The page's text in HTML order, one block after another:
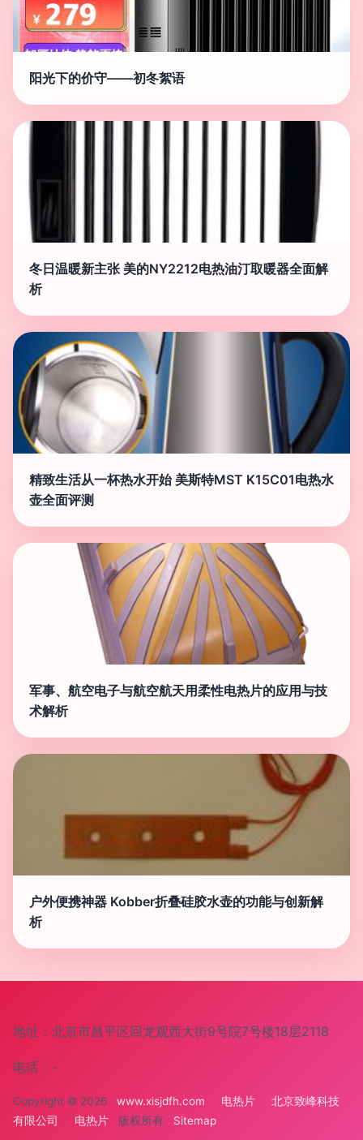
阳光下的价守——初冬絮语
冬日温暖新主张 美的NY2212电热油汀取暖器全面解
析
精致生活从一杯热水开始 美斯特MST K15C01电热水
壶全面评测
军事、航空电子与航空航天用柔性电热片的应用与技
术解析
户外便携神器 Kobber折叠硅胶水壶的功能与创新解
析
地址：北京市昌平区回龙观西大街9号院7号楼18层2118
电话：-
Copyright © 2026 www.xisjdfh.com 电热片
北京致峰科技
有限公司
电热片 版权所有 Sitemap